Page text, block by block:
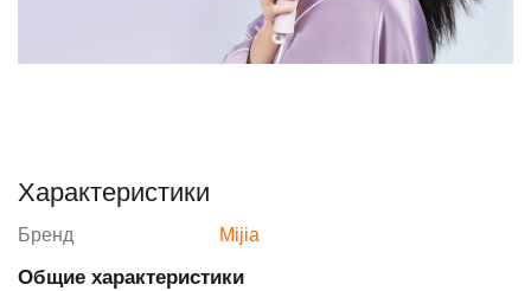
Характеристики
Бренд Mijia
Общие характеристики